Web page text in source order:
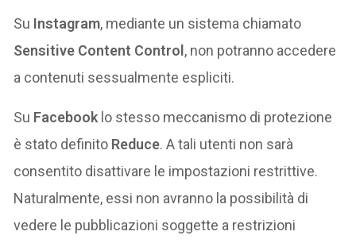
Su Instagram, mediante un sistema chiamato
Sensitive Content Control , non potranno accedere
a contenuti sessualmente espliciti.
Su Facebook lo stesso meccanismo di protezione
è stato definito Reduce. A tali utenti non sarà
consentito disattivare le impostazioni restrittive.
Naturalmente, essi non avranno la possibilità di
vedere le pubblicazioni soggette a restrizioni